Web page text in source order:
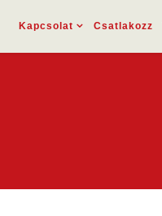
Kapcsolat Csatlakozz